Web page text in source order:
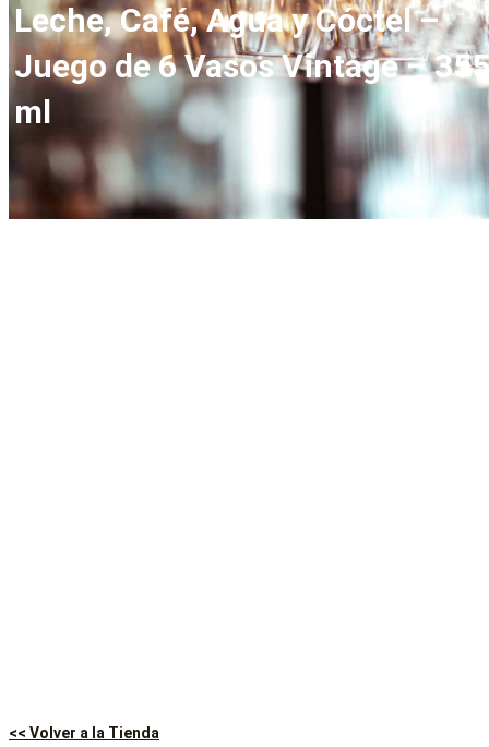
Leche, Café, Agua y Cóctel –
Juego de 6 Vasos Vintage – 355
ml
<< Volver a la Tienda